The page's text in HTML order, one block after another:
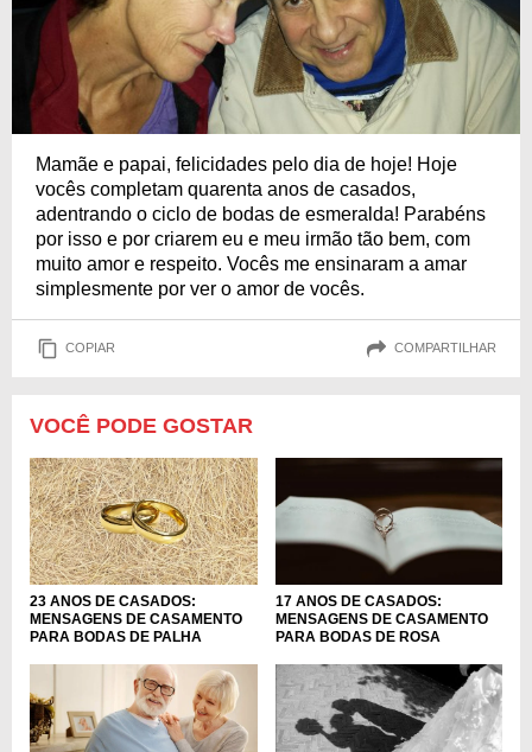
Mamãe e papai, felicidades pelo dia de hoje! Hoje
vocês completam quarenta anos de casados,
adentrando o ciclo de bodas de esmeralda! Parabéns
por isso e por criarem eu e meu irmão tão bem, com
muito amor e respeito. Vocês me ensinaram a amar
simplesmente por ver o amor de vocês.
COPIAR COMPARTILHAR
VOCÊ PODE GOSTAR
23 ANOS DE CASADOS:
MENSAGENS DE CASAMENTO
PARA BODAS DE PALHA
17 ANOS DE CASADOS:
MENSAGENS DE CASAMENTO
PARA BODAS DE ROSA